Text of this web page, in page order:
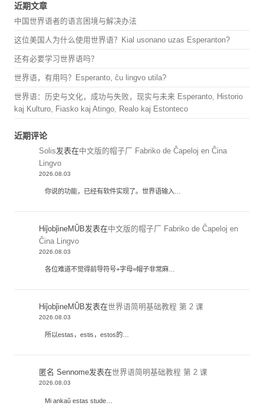
近期文章
中国世界语者的语言困境与解决办法
这位美国人为什么使用世界语？Kial usonano uzas Esperanton?
还有必要学习世界语吗？
世界语，有用吗？Esperanto, ĉu lingvo utila?
世界语：历史与文化，成功与失败，现实与未来 Esperanto, Historio
kaj Kulturo, Fiasko kaj Atingo, Realo kaj Estonteco
近期评论
Solis发表在中文版的帽子厂 Fabriko de Ĉapeloj en Ĉina
Lingvo
2026.08.03
你说的功能，已经有软件实现了。世界语输入…
HiĵobĵineMŬB发表在中文版的帽子厂 Fabriko de Ĉapeloj en
Ĉina Lingvo
2026.08.03
各位难道不觉得前导符号+字母=帽子非常麻…
HiĵobĵineMŬB发表在世界语简明基础教程 第 2 课
2026.08.03
所以estas，estis，estos的…
匿名 Sennome发表在世界语简明基础教程 第 2 课
2026.08.03
Mi ankaŭ estas stude…